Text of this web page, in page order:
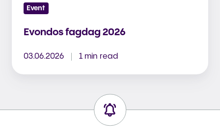
Event
Evondos fagdag 2026
03.06.2026 1 min read